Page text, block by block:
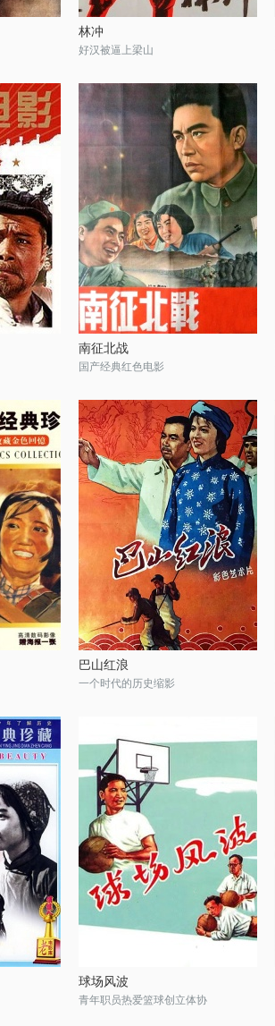
林冲
好汉被逼上梁山
南征北战
国产经典红色电影
巴山红浪
一个时代的历史缩影
球场风波
青年职员热爱篮球创立体协